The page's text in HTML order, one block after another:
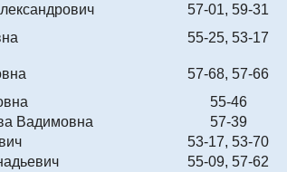
57-01, 59-31
55-25, 53-17
57-68, 57-66
55-46
Вадимовна
57-39
53-17, 53-70
55-09, 57-62